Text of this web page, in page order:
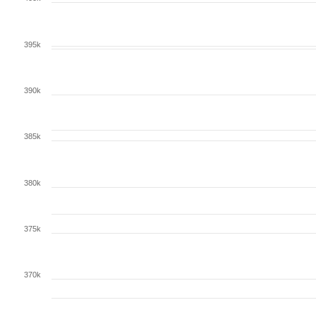
370k
380k
390k
375k
385k
395k